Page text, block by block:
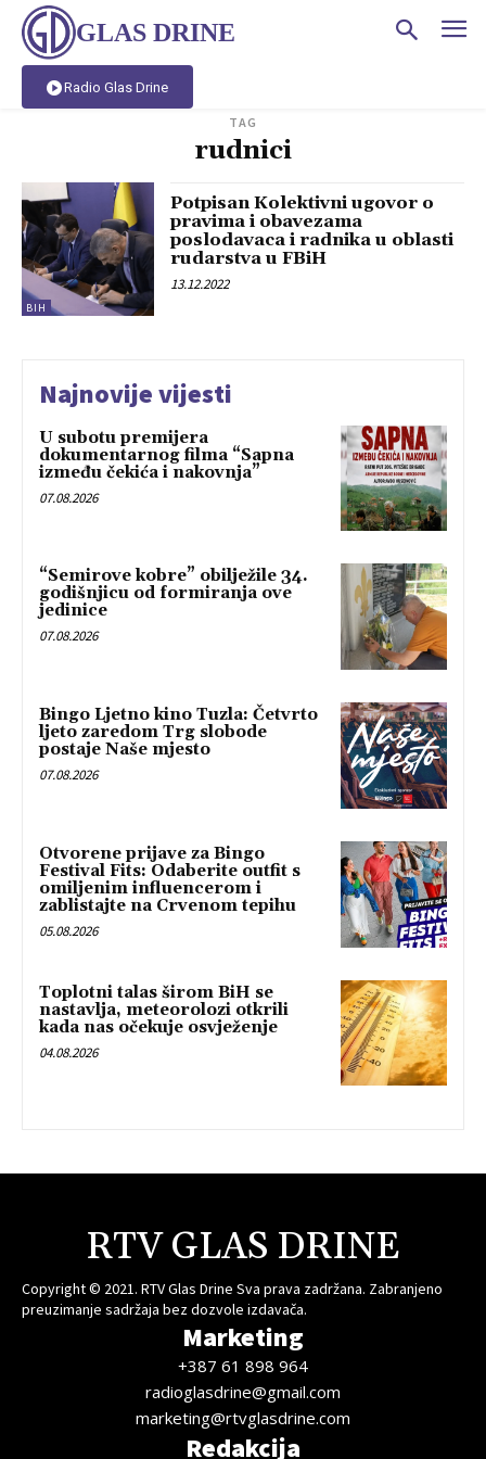
GLAS DRINE
Radio Glas Drine
TAG
rudnici
BIH
Potpisan Kolektivni ugovor o
pravima i obavezama
poslodavaca i radnika u oblasti
rudarstva u FBiH
13.12.2022
Najnovije vijesti
U subotu premijera
dokumentarnog filma “Sapna
između čekića i nakovnja”
07.08.2026
“Semirove kobre” obilježile 34.
godišnjicu od formiranja ove
jedinice
07.08.2026
Bingo Ljetno kino Tuzla: Četvrto
ljeto zaredom Trg slobode
postaje Naše mjesto
07.08.2026
Otvorene prijave za Bingo
Festival Fits: Odaberite outfit s
omiljenim influencerom i
zablistajte na Crvenom tepihu
05.08.2026
Toplotni talas širom BiH se
nastavlja, meteorolozi otkrili
kada nas očekuje osvježenje
04.08.2026
RTV GLAS DRINE
Copyright © 2021. RTV Glas Drine Sva prava zadržana. Zabranjeno
preuzimanje sadržaja bez dozvole izdavača.
Marketing
+387 61 898 964
radioglasdrine@gmail.com
marketing@rtvglasdrine.com
Redakcija